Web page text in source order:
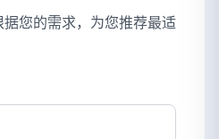
您的需求，为您推荐最适